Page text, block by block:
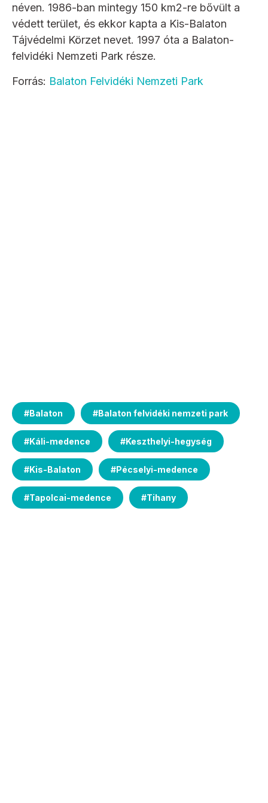
néven. 1986-ban mintegy 150 km2-re bővült a
védett terület, és ekkor kapta a Kis-Balaton
Tájvédelmi Körzet nevet. 1997 óta a Balaton-
felvidéki Nemzeti Park része.
Forrás: Balaton Felvidéki Nemzeti Park
#Balaton #Balaton felvidéki nemzeti park
#Káli-medence #Keszthelyi-hegység
#Kis-Balaton #Pécselyi-medence
#Tapolcai-medence #Tihany